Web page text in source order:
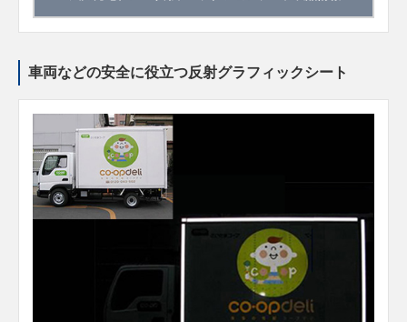
車両などの安全に役立つ反射グラフィックシート